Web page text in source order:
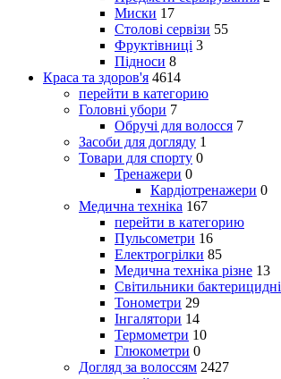
Миски 17
Столові сервізи 55
Фруктівниці 3
Підноси 8
Краса та здоров'я 4614
перейти в категорию
Головні убори 7
Обручі для волосся 7
Засоби для догляду 1
Товари для спорту 0
Тренажери 0
Кардіотренажери 0
Медична техніка 167
перейти в категорию
Пульсометри 16
Електрогрілки 85
Медична техніка різне 13
Світильники бактерицидні
Тонометри 29
Інгалятори 14
Термометри 10
Глюкометри 0
Догляд за волоссям 2427